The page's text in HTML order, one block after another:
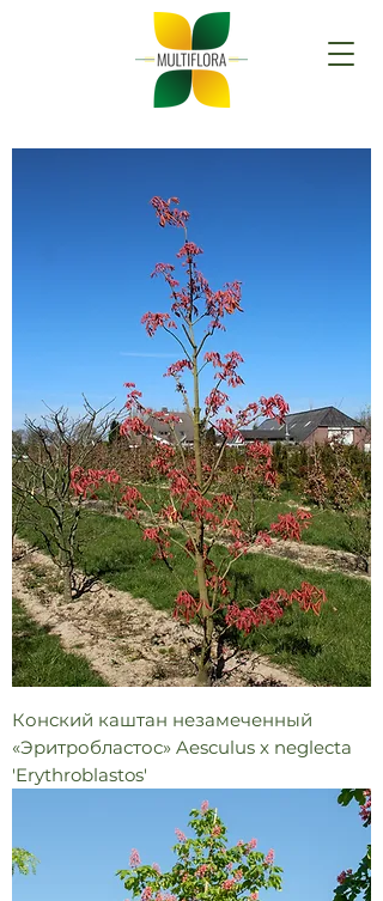
Конский каштан незамеченный
«Эритробластос» Aesculus x neglecta
'Erythroblastos'